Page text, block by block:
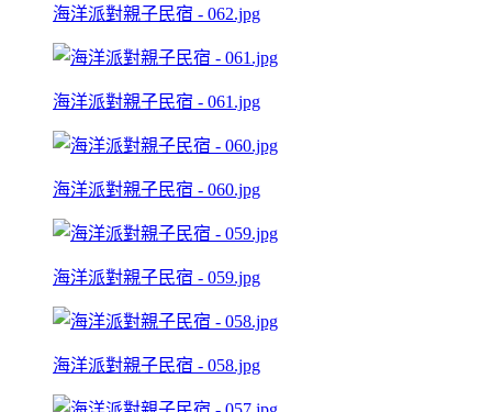
海洋派對親子民宿 - 062.jpg
海洋派對親子民宿 - 061.jpg
海洋派對親子民宿 - 060.jpg
海洋派對親子民宿 - 059.jpg
海洋派對親子民宿 - 058.jpg